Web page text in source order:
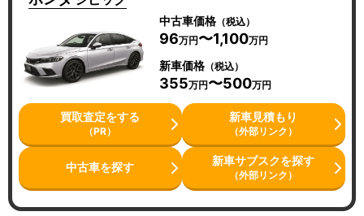
中古車価格（税込）
96万円〜1,100万円
新車価格（税込）
355万円〜500万円
買取査定をする
（PR）
新車見積もり
（外部リンク）
中古車を探す 新車サブスクを探す
（外部リンク）